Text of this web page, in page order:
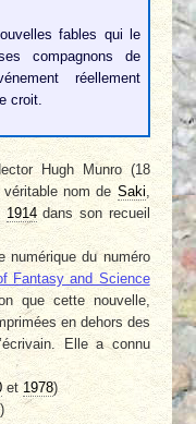
fables qui le
compagnons de
réellement
croit.
Hugh Munro (18
nom de Saki
1914dans son recueil
numérique du numéro
Fantasy and Science
que cette nouvelle,
en dehors des
Elle a connu
et1978)
)